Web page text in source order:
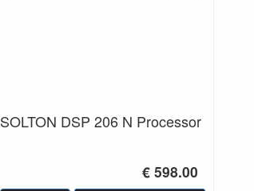
SOLTON DSP 206 N Processor
€ 598.00